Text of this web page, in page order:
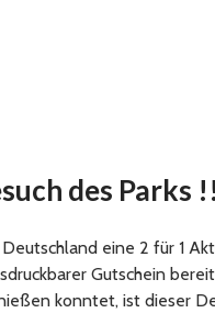
des Parks
eine 2 für 1
Gutschein
konntet, ist dieser